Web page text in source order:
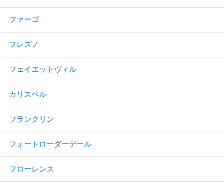
ファーゴ
フレズノ
フェイエットヴィル
カリスペル
フランクリン
フォートローダーデール
フローレンス